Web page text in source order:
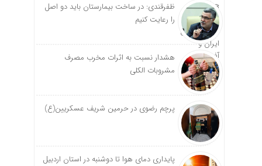
ظفرقندی: در ساخت بیمارستان باید دو اصل
را رعایت کنیم
هشدار نسبت به اثرات مخرب مصرف
مشروبات الکلی
پرچم رضوی در حرمین شریف عسکریین(ع)
پایداری دمای هوا تا دوشنبه در استان اردبیل